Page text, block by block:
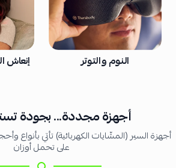
النوم والتوتر
إنعاش
أجهزة مجددة... بجودة
أجهزة السير (المشّايات الكهربائية) تأتي
على تحمل أوزان